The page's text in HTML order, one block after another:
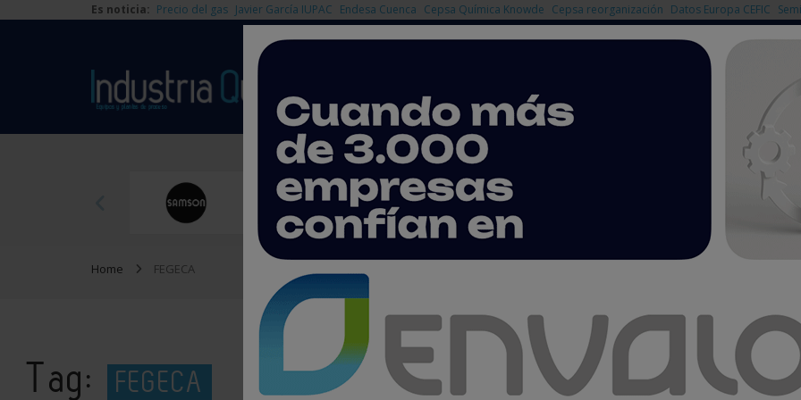
Es noticia: Precio del gas Javier García IUPAC Endesa Cuenca Cepsa Química Knowde Cepsa reorganización Datos Europa CEFIC
Home FEGECA
Tag: FEGECA